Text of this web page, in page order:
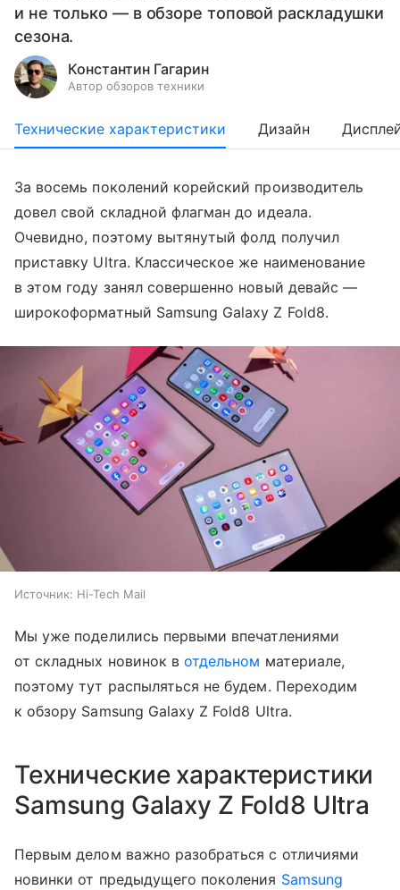
и не только — в обзоре топовой раскладушки
сезона.
Константин Гагарин
Автор обзоров техники
Технические характеристики Дизайн
За восемь поколений корейский производитель
довел свой складной флагман до идеала.
Очевидно, поэтому вытянутый фолд получил
приставку Ultra. Классическое же наименование
в этом году занял совершенно новый девайс —
широкоформатный Samsung Galaxy Z Fold8.
Источник: Hi-Tech Mail
Мы уже поделились первыми впечатлениями
от складных новинок вотдельном материале,
поэтому тут распыляться не будем. Переходим
к обзору Samsung Galaxy Z Fold8 Ultra.
Технические характеристики
Samsung Galaxy Z Fold8 Ultra
Первым делом важно разобраться с отличиями
новинки от предыдущего поколения Samsung